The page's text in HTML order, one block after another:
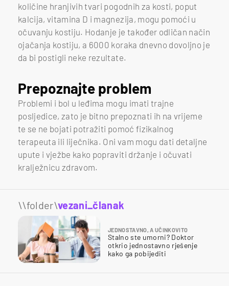
količine hranjivih tvari pogodnih za kosti, poput
kalcija, vitamina D i magnezija, mogu pomoći u
očuvanju kostiju. Hodanje je također odličan način
ojačanja kostiju, a 6000 koraka dnevno dovoljno je
da bi postigli neke rezultate.
Prepoznajte problem
Problemi i bol u leđima mogu imati trajne
posljedice, zato je bitno prepoznati ih na vrijeme
te se ne bojati potražiti pomoć fizikalnog
terapeuta ili liječnika. Oni vam mogu dati detaljne
upute i vježbe kako popraviti držanje i očuvati
kralježnicu zdravom.
\\folder\vezani_članak
JEDNOSTAVNO, A UČINKOVITO
Stalno ste umorni? Doktor
otkrio jednostavno rješenje
kako ga pobijediti